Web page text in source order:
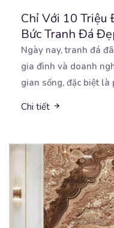
Chỉ Với 10 Triệu
Bức Tranh Đá
Ngày nay, tranh đá
gia đình và doanh
gian sống, đặc biệt là
Chi tiết